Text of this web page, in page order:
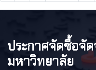
ประกาศจัดซื้อจั
มหาวิทยาลัย